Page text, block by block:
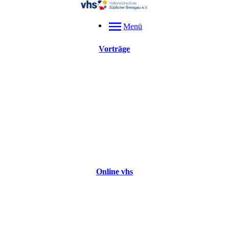
Menü
Vorträge
Online vhs